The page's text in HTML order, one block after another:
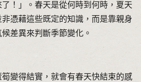
！」。春天是從何時到何時，夏天
憑藉這些既定的知識，而是靠親身
差異來判斷季節變化。
變得結實，就會有春天快結束的感